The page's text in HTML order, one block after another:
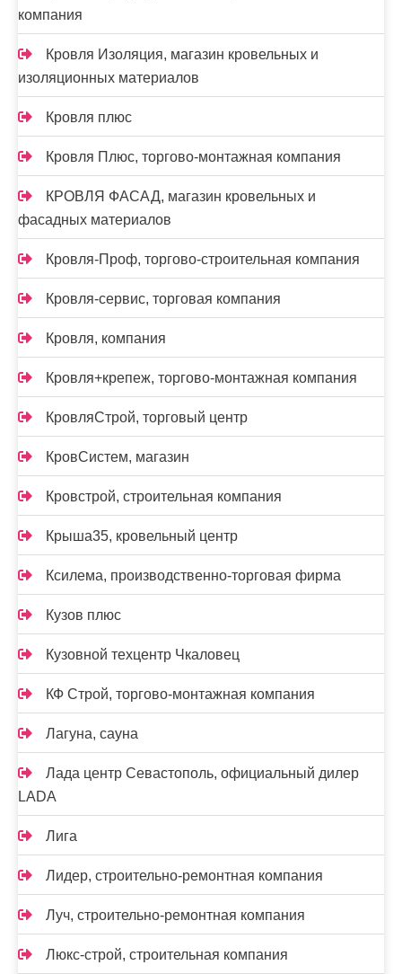
компания
Кровля Изоляция, магазин кровельных и
изоляционных материалов
Кровля плюс
Кровля Плюс, торгово-монтажная компания
КРОВЛЯ ФАСАД, магазин кровельных и
фасадных материалов
Кровля-Проф, торгово-строительная компания
Кровля-сервис, торговая компания
Кровля, компания
Кровля+крепеж, торгово-монтажная компания
КровляСтрой, торговый центр
КровСистем, магазин
Кровстрой, строительная компания
Крыша35, кровельный центр
Ксилема, производственно-торговая фирма
Кузов плюс
Кузовной техцентр Чкаловец
КФ Строй, торгово-монтажная компания
Лагуна, сауна
Лада центр Севастополь, официальный дилер
LADA
Лига
Лидер, строительно-ремонтная компания
Луч, строительно-ремонтная компания
Люкс-строй, строительная компания